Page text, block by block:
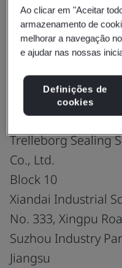
ISO
Trelleborg Sealing
Co., Ltd.
Block 10
Xiandai Industrial
No. 333, Xingpu
Suzhou Industry
Jiangsu
Ao clicar em "Aceitar
armazenamento de
melhorar a navegação
e ajudar nas nossas
Definições de
cookies